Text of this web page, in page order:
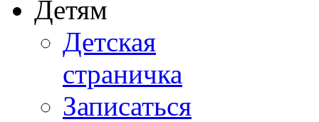
Детям
Детская
страничка
Записаться